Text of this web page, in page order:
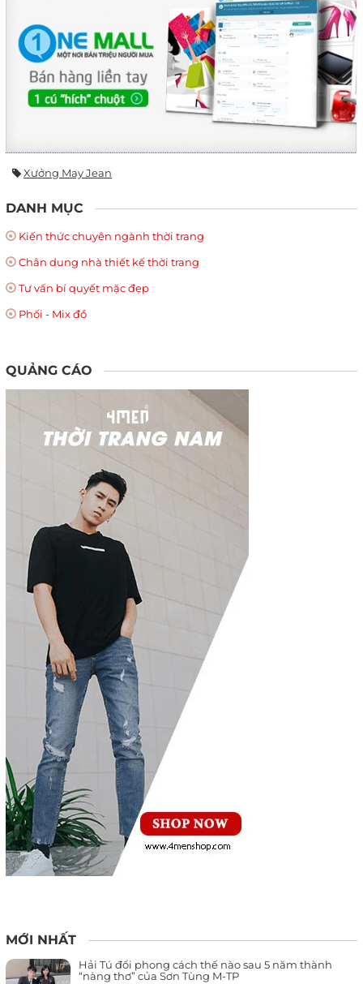
Xưởng May Jean
DANH MỤC
Kiến thức chuyên ngành thời trang
Chân dung nhà thiết kế thời trang
Tư vấn bí quyết mặc đẹp
Phối - Mix đồ
QUẢNG CÁO
MỚI NHẤT
Hải Tú đổi phong cách thế nào sau 5 năm thành
“nàng thơ” của Sơn Tùng M-TP